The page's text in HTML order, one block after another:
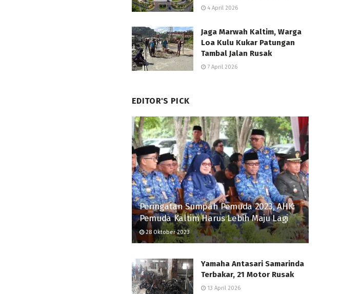
4 April 2026
Jaga Marwah Kaltim, Warga
Loa Kulu Kukar Patungan
Tambal Jalan Rusak
7 April 2026
EDITOR'S PICK
Peringatan Sumpah Pemuda 2023, AHK:
Pemuda Kaltim Harus Lebih Maju Lagi
28 Oktober 2023
Yamaha Antasari Samarinda
Terbakar, 21 Motor Rusak
13 April 2026